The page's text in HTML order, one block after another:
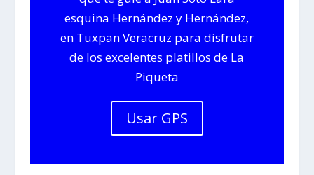
esquina Hernández y Hernández,
en Tuxpan Veracruz para disfrutar
de los excelentes platillos de La
Piqueta
Usar GPS